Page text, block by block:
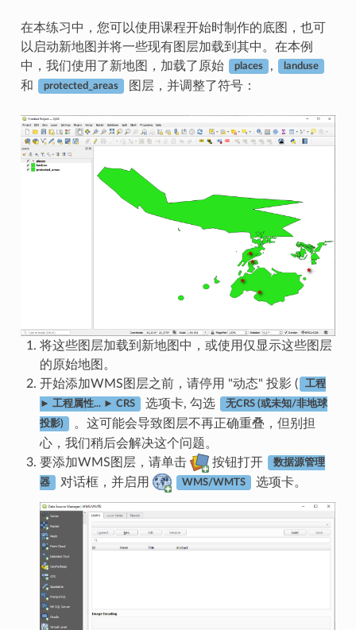
在本练习中，您可以使用课程开始时制作的底图，也可
以启动新地图并将一些现有图层加载到其中。在本例
中，我们使用了新地图，加载了原始
places , landuse
和 protected_areas 图层，并调整了符号：
将这些图层加载到新地图中，或使用仅显示这些图层
的原始地图。
开始添加WMS图层之前，请停用 "动态" 投影 (
工程
► 工程属性... ► CRS 选项卡, 勾选 无CRS (或未知/非地球
投影)
。这可能会导致图层不再正确重叠，但别担
心，我们稍后会解决这个问题。
要添加WMS图层，请单击
按钮打开 数据源管理
器 对话框，并启用 WMS/WMTS 选项卡。